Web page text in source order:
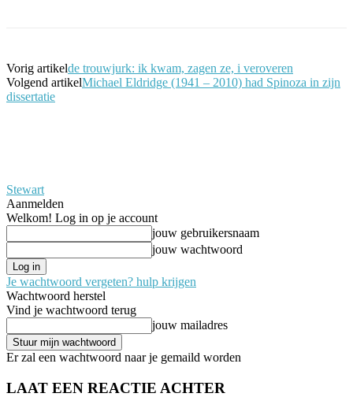
Vorig artikelde trouwjurk: ik kwam, zagen ze, i veroveren
Volgend artikelMichael Eldridge (1941 – 2010) had Spinoza in zijn
dissertatie
Stewart
Aanmelden
Welkom! Log in op je account
jouw gebruikersnaam
jouw wachtwoord
Je wachtwoord vergeten? hulp krijgen
Wachtwoord herstel
Vind je wachtwoord terug
jouw mailadres
Er zal een wachtwoord naar je gemaild worden
LAAT EEN REACTIE ACHTER